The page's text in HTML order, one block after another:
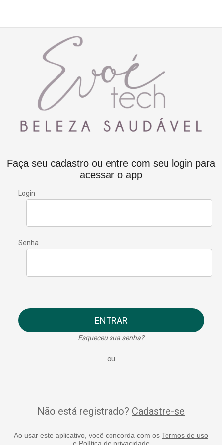
Faça seu cadastro ou entre com seu login para
acessar o app
Login
Senha
ENTRAR
Esqueceu sua senha?
ou
Não está registrado? Cadastre-se
Ao usar este aplicativo, você concorda com os Termos de uso
e Política de privacidade